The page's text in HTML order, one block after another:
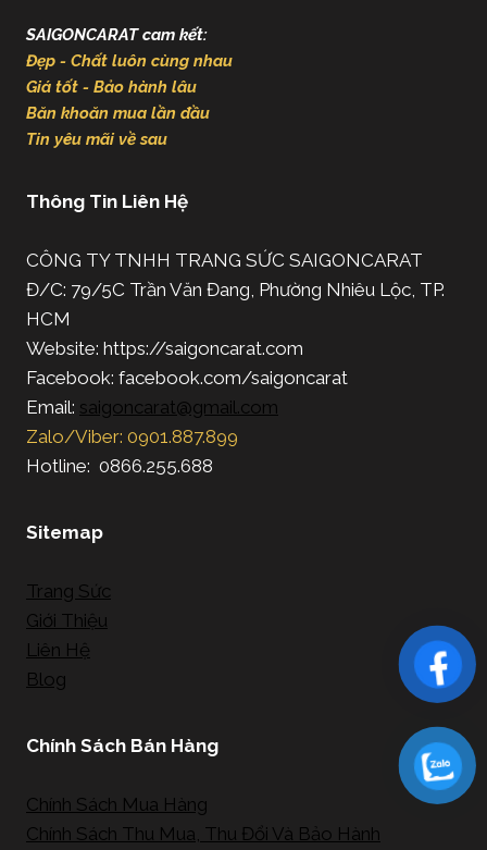
SAIGONCARAT cam kết:
Đẹp - Chất luôn cùng nhau
Giá tốt - Bảo hành lâu
Băn khoăn mua lần đầu
Tin yêu mãi về sau
Thông Tin Liên Hệ
CÔNG TY TNHH TRANG SỨC SAIGONCARAT
Đ/C: 79/5C Trần Văn Đang, Phường Nhiêu Lộc, TP.
HCM
Website: https://saigoncarat.com
Facebook: facebook.com/saigoncarat
Email: saigoncarat@gmail.com
Zalo/Viber: 0901.887.899
Hotline: 0866.255.688
Sitemap
Trang Sức
Giới Thiệu
Liên Hệ
Blog
Chính Sách Bán Hàng
Chính Sách Mua Hàng
Chính Sách Thu Mua, Thu Đổi Và Bảo Hành